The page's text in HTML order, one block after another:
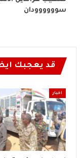
سوووووودان
قد يعجبك
اخبار